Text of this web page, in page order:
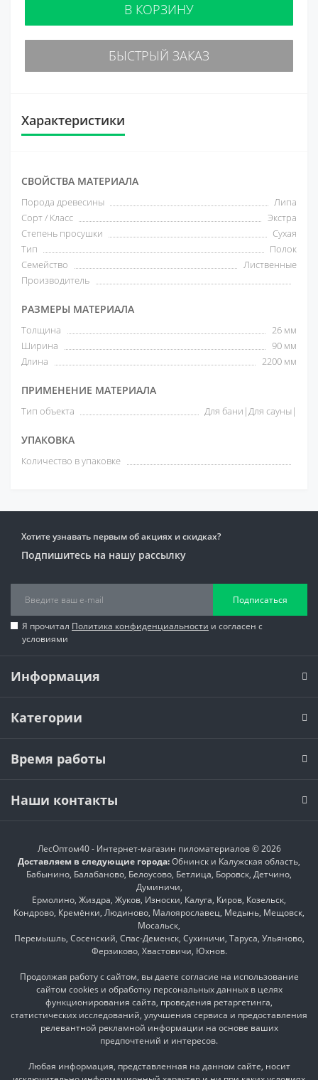
В КОРЗИНУ
БЫСТРЫЙ ЗАКАЗ
Характеристики
СВОЙСТВА МАТЕРИАЛА
Порода древесины
Липа
Сорт / Класс
Экстра
Степень просушки
Сухая
Тип
Полок
Семейство
Лиственные
Производитель
РАЗМЕРЫ МАТЕРИАЛА
Толщина
26 мм
Ширина
90 мм
Длина
2200 мм
ПРИМЕНЕНИЕ МАТЕРИАЛА
Тип объекта Для бани|Для сауны|
УПАКОВКА
Количество в упаковке
Хотите узнавать первым об акциях и скидках?
Подпишитесь на нашу рассылку
Подписаться
Я прочитал Политика конфиденциальности и согласен с
условиями
Информация
Категории
Время работы
Наши контакты
ЛесОптом40 - Интернет-магазин пиломатериалов © 2026
Доставляем в следующие города:Обнинск и Калужская область,
Бабынино, Балабаново, Белоусово, Бетлица, Боровск, Детчино,
Думиничи,
Ермолино, Жиздра, Жуков, Износки, Калуга, Киров, Козельск,
Кондрово, Кремёнки, Людиново, Малоярославец, Медынь, Мещовск,
Мосальск,
Перемышль, Сосенский, Спас-Деменск, Сухиничи, Таруса, Ульяново,
Ферзиково, Хвастовичи, Юхнов.
Продолжая работу с сайтом, вы даете согласие на использование
сайтом cookies и обработку персональных данныхв целях
функционирования сайта, проведения ретаргетинга,
статистических исследований, улучшения сервиса и предоставления
релевантной рекламной информации на основе ваших
предпочтений и интересов.
Любая информация, представленная на данном сайте, носит